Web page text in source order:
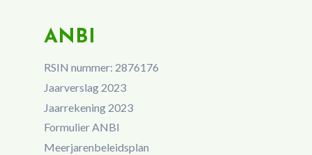
ANBI
RSIN nummer: 2876176
Jaarverslag 2023
Jaarrekening 2023
Formulier ANBI
Meerjarenbeleidsplan